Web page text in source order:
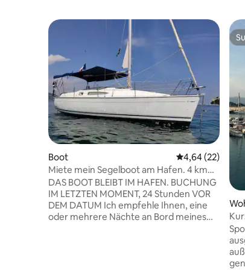
Boot
4,64 (22)
Miete mein Segelboot am Hafen. 4 km
von Cannes
DAS BOOT BLEIBT IM HAFEN. BUCHUNG
IM LETZTEN MOMENT, 24 Stunden VOR
DEM DATUM Ich empfehle Ihnen, eine
oder mehrere Nächte an Bord meines